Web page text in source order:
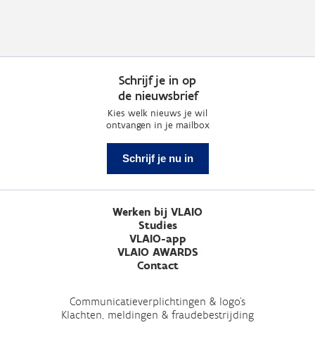
Schrijf je in op
de nieuwsbrief
Kies welk nieuws je wil
ontvangen in je mailbox
Schrijf je nu in
Werken bij VLAIO
Studies
VLAIO-app
VLAIO AWARDS
Contact
Communicatieverplichtingen & logo's
Klachten, meldingen & fraudebestrijding